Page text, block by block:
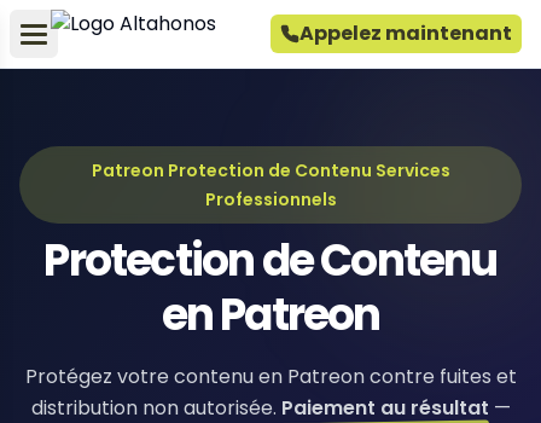
Appelez maintenant
Patreon Protection de Contenu Services
Professionnels
Protection de Contenu
en Patreon
Protégez votre contenu en Patreon contre fuites et
distribution non autorisée. Paiement au résultat —